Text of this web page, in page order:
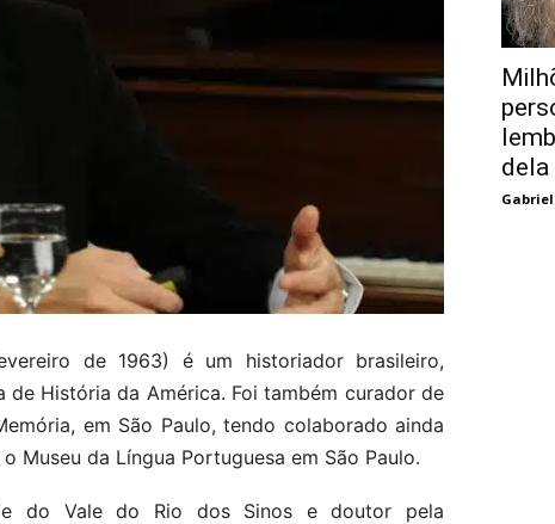
de 1963) é um historiador brasileiro,
de História da América. Foi também curador de
em São Paulo, tendo colaborado ainda
Museu da Língua Portuguesa em São Paulo.
do Vale do Rio dos Sinos e doutor pela
dela